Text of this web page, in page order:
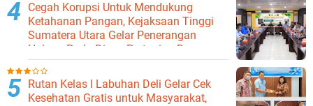
Cegah Korupsi Untuk Mendukung
Ketahanan Pangan, Kejaksaan Tinggi
Sumatera Utara Gelar Penerangan
Hukum Pada Dinas Pertanian Dan
Ketahanan Pangan
Rutan Kelas I Labuhan Deli Gelar Cek
Kesehatan Gratis untuk Masyarakat,